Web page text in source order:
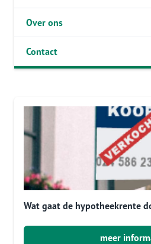
Over ons
Contact
Wat gaat de hypotheekrente
meer